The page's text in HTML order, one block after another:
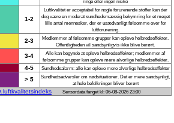
ringe eller ingen risiko
1-2
Luftkvalitet er acceptabel for nogle forurenende stoffer kan der
dog være en moderat sundhedsmæssig bekymring for et meget
lille antal mennesker, der er usædvanligt følsomme over for
luftforurening.
2-3
Medlemmer af følsomme grupper kan opleve helbredseffekter.
Offentligheden vil sandsynligvis ikke blive berørt.
3-4
Alle kan begynde at opleve helbredseffekter; medlemmer af
følsomme grupper kan opleve mere alvorlige helbredseffekter.
4-5 Sundhedsalarm: alle kan opleve mere alvorlige helbredseffekter
> 5
Sundhedsadvarsler om nødsituationer. Det er mere sandsynligt,
at hele befolkningen bliver berørt
luftkvalitetsindeks Sensordata fanget kl: 06-08-2026 23:00